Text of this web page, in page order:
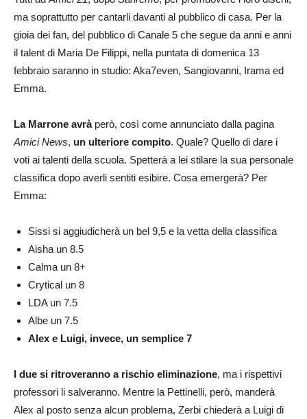
ma soprattutto per cantarli davanti al pubblico di casa. Per la
gioia dei fan, del pubblico di Canale 5 che segue da anni e anni
il talent di Maria De Filippi, nella puntata di domenica 13
febbraio saranno in studio: Aka7even, Sangiovanni, Irama ed
Emma.
La Marrone avràperò, così come annunciato dalla pagina
Amici News, un ulteriore compito. Quale? Quello di dare i
voti ai talenti della scuola. Spetterà a lei stilare la sua personale
classifica dopo averli sentiti esibire. Cosa emergerà? Per
Emma:
Sissi si aggiudicherà un bel 9,5 e la vetta della classifica
Aisha un 8.5
Calma un 8+
Crytical un 8
LDA un 7.5
Albe un 7.5
Alex e Luigi, invece, un semplice 7
I due si ritroveranno a rischio eliminazione, ma i rispettivi
professori li salveranno. Mentre la Pettinelli, però, manderà
Alex al posto senza alcun problema, Zerbi chiederà a Luigi di